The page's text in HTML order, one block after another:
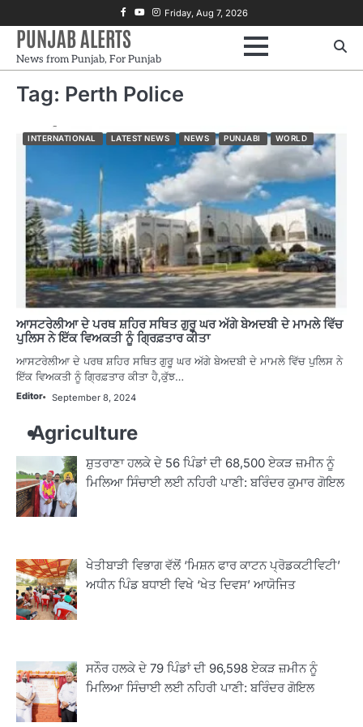
to
content
Facebook
Youtube
Instagram
Friday, Aug 7, 2026
PUNJAB ALERTS
News from Punjab, For Punjab
Tag: Perth Police
INTERNATIONAL LATEST NEWS NEWS PUNJABI WORLD
ਆਸਟਰੇਲੀਆ ਦੇ ਪਰਥ ਸ਼ਹਿਰ ਸਥਿਤ ਗੁਰੂ ਘਰ ਅੱਗੇ ਬੇਅਦਬੀ ਦੇ ਮਾਮਲੇ ਵਿੱਚ
ਪੁਲਿਸ ਨੇ ਇੱਕ ਵਿਅਕਤੀ ਨੂੰ ਗ੍ਰਿਫ਼ਤਾਰ ਕੀਤਾ
ਆਸਟਰੇਲੀਆ ਦੇ ਪਰਥ ਸ਼ਹਿਰ ਸਥਿਤ ਗੁਰੂ ਘਰ ਅੱਗੇ ਬੇਅਦਬੀ ਦੇ ਮਾਮਲੇ ਵਿੱਚ ਪੁਲਿਸ ਨੇ
ਇੱਕ ਵਿਅਕਤੀ ਨੂੰ ਗ੍ਰਿਫ਼ਤਾਰ ਕੀਤਾ ਹੈ,ਕੁੱਝ…
Editor September 8, 2024
Agriculture
ਸ਼ੁਤਰਾਣਾ ਹਲਕੇ ਦੇ 56 ਪਿੰਡਾਂ ਦੀ 68,500 ਏਕੜ ਜ਼ਮੀਨ ਨੂੰ
ਮਿਲਿਆ ਸਿੰਚਾਈ ਲਈ ਨਹਿਰੀ ਪਾਣੀ: ਬਰਿੰਦਰ ਕੁਮਾਰ ਗੋਇਲ
ਖੇਤੀਬਾੜੀ ਵਿਭਾਗ ਵੱਲੋਂ ‘ਮਿਸ਼ਨ ਫਾਰ ਕਾਟਨ ਪ੍ਰੋਡਕਟੀਵਿਟੀ’
ਅਧੀਨ ਪਿੰਡ ਬਧਾਈ ਵਿਖੇ ‘ਖੇਤ ਦਿਵਸ’ ਆਯੋਜਿਤ
ਸਨੌਰ ਹਲਕੇ ਦੇ 79 ਪਿੰਡਾਂ ਦੀ 96,598 ਏਕੜ ਜ਼ਮੀਨ ਨੂੰ
ਮਿਲਿਆ ਸਿੰਚਾਈ ਲਈ ਨਹਿਰੀ ਪਾਣੀ: ਬਰਿੰਦਰ ਗੋਇਲ